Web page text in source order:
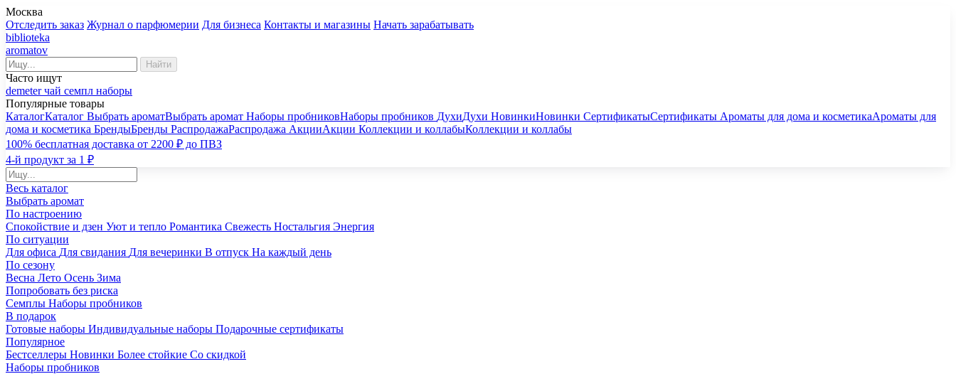
Москва
Отследить заказ Журнал о парфюмерии Для бизнеса Контакты и магазины Начать зарабатывать
biblioteka
aromatov
Найти
Часто ищут
demeterчай семпл наборы
Популярные товары
КаталогКаталог Выбрать ароматВыбрать аромат Наборы пробниковНаборы пробников ДухиДухи НовинкиНовинки СертификатыСертификаты Ароматы для дома и косметикаАроматы для
дома и косметика БрендыБренды РаспродажаРаспродажа АкцииАкции Коллекции и коллабыКоллекции и коллабы
100% бесплатная доставка от 2200 ₽ до ПВЗ
4-й продукт за 1 ₽
Весь каталог
Выбрать аромат
По настроению
Спокойствие и дзен Уют и тепло Романтика Свежесть Ностальгия Энергия
По ситуации
Для офиса Для свидания Для вечеринки В отпуск На каждый день
По сезону
Весна Лето Осень Зима
Попробовать без риска
Семплы Наборы пробников
В подарок
Готовые наборы Индивидуальные наборы Подарочные сертификаты
Популярное
Бестселлеры Новинки Более стойкие Со скидкой
Наборы пробников